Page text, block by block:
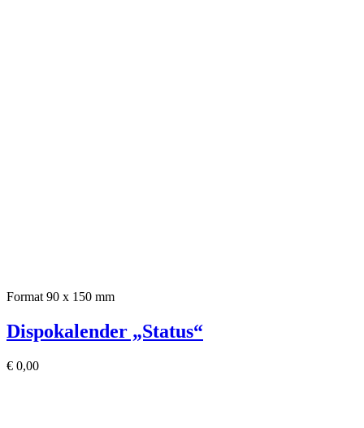
Format 90 x 150 mm
Dispokalender „Status“
€ 0,00